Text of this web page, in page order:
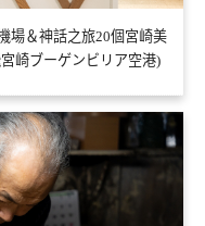
場＆神話之旅20個宮崎美
崎ブーゲンビリア空港)